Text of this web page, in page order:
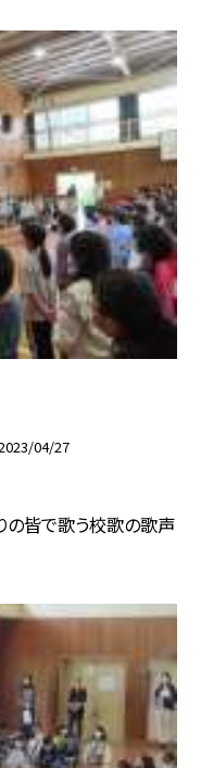
04/27
の皆で歌う校歌の歌声